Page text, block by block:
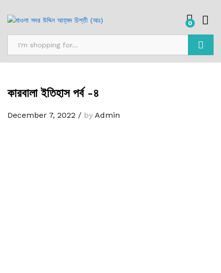
0
কারবালা ইতিহাস পর্ব -৪
December 7, 2022 / by Admin